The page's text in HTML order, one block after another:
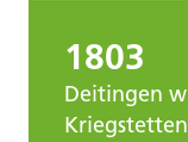
1803
Deitingen